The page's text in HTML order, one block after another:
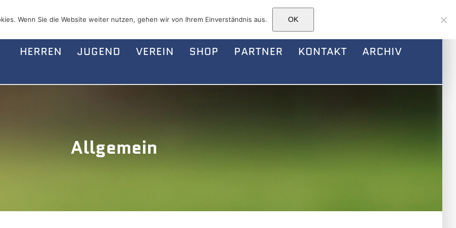
HERREN JUGEND VEREIN SHOP PARTNER KONTAKT ARCHIV
Allgemein
Wenn Sie die Website weiter nutzen, gehen wir von Ihrem Einverständnis aus. OK